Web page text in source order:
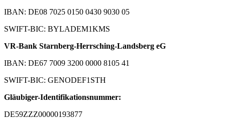
IBAN: DE08 7025 0150 0430 9030 05
SWIFT-BIC: BYLADEM1KMS
VR-Bank Starnberg-Herrsching-Landsberg eG
IBAN: DE67 7009 3200 0000 8105 41
SWIFT-BIC: GENODEF1STH
Gläubiger-Identifikationsnummer:
DE59ZZZ00000193877